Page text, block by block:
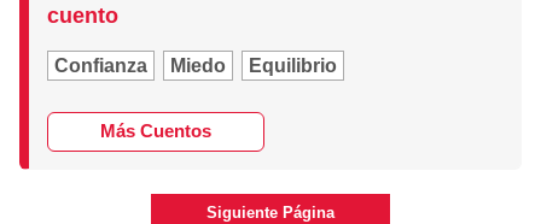
cuento
Confianza Miedo Equilibrio
Más Cuentos
Siguiente Página